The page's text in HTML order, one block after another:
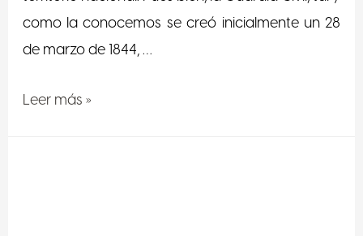
como la conocemos se creó inicialmente un 28
de marzo de 1844, …
Leer más »